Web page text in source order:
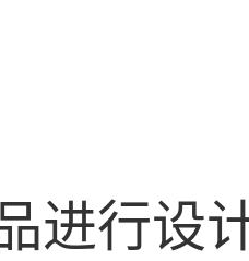
进行设